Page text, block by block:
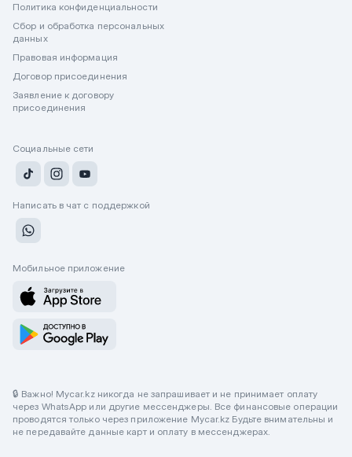
Политика конфиденциальности
Сбор и обработка персональных
данных
Правовая информация
Договор присоединения
Заявление к договору
присоединения
Социальные сети
Написать в чат с поддержкой
Мобильное приложение
🔒 Важно! Mycar.kz никогда не запрашивает и не принимает оплату
через WhatsApp или другие мессенджеры. Все финансовые операции
проводятся только через приложение Mycar.kz Будьте внимательны и
не передавайте данные карт и оплату в мессенджерах.